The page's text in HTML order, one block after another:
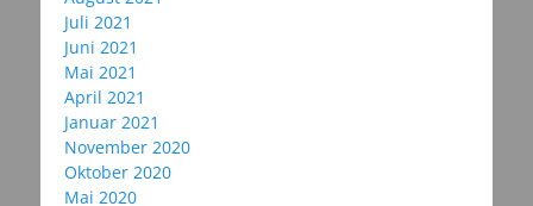
Juli 2021
Juni 2021
Mai 2021
April 2021
Januar 2021
November 2020
Oktober 2020
Mai 2020